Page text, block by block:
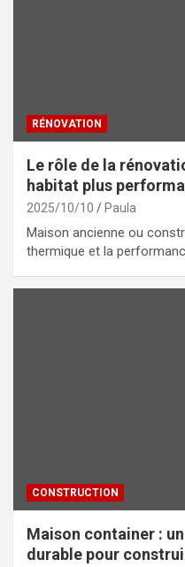
RÉNOVATION
Le rôle de la
habitat plus
2025/10/10 Paula
Maison ancienne ou
thermique et la
CONSTRUCTION
Maison container :
durable pour